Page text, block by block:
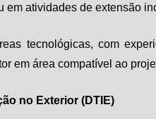
atividades de extensão
tecnológicas, com
em área compatível ao
no Exterior (DTIE)